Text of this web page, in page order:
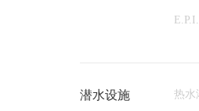
潜水设施 热水